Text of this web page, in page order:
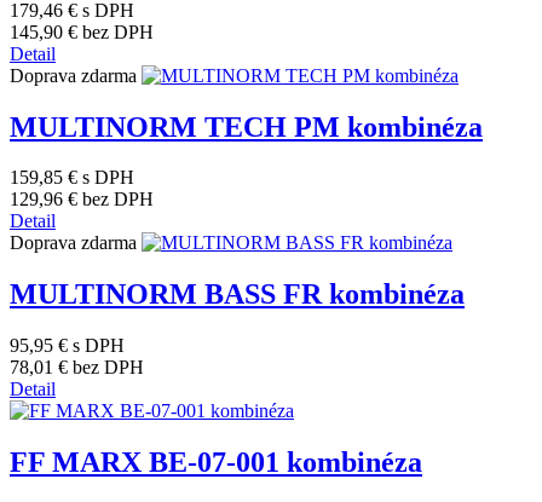
179,46 € s DPH
145,90 € bez DPH
Detail
Doprava zdarma
MULTINORM TECH PM kombinéza
159,85 € s DPH
129,96 € bez DPH
Detail
Doprava zdarma
MULTINORM BASS FR kombinéza
95,95 € s DPH
78,01 € bez DPH
Detail
FF MARX BE-07-001 kombinéza